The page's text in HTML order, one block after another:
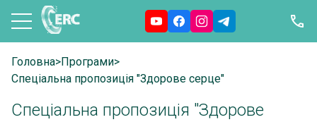
Головна> Програми>
Спеціальна пропозиція "Здорове серце"
Спеціальна пропозиція "Здорове